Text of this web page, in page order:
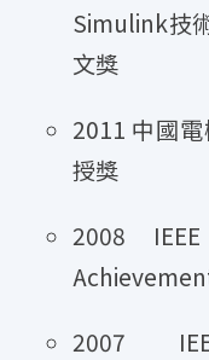
Simulink技
文獎
2011 中國
授獎
2008
2007